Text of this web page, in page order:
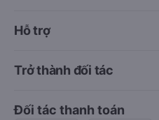
Hỗ trợ
Trở thành đối tác
Đối tác thanh toán